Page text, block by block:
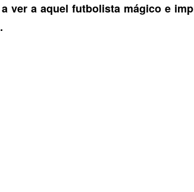
ver a aquel futbolista mágico e